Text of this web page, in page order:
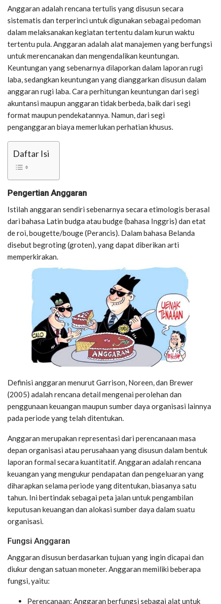
Anggaran adalah rencana tertulis yang disusun secara
sistematis dan terperinci untuk digunakan sebagai pedoman
dalam melaksanakan kegiatan tertentu dalam kurun waktu
tertentu pula. Anggaran adalah alat manajemen yang berfungsi
untuk merencanakan dan mengendalikan keuntungan.
Keuntungan yang sebenarnya dilaporkan dalam laporan rugi
laba, sedangkan keuntungan yang dianggarkan disusun dalam
anggaran rugi laba. Cara perhitungan keuntungan dari segi
akuntansi maupun anggaran tidak berbeda, baik dari segi
format maupun pendekatannya. Namun, dari segi
penganggaran biaya memerlukan perhatian khusus.
Daftar Isi
Pengertian Anggaran
Istilah anggaran sendiri sebenarnya secara etimologis berasal
dari bahasa Latin budga atau budge (bahasa Inggris) dan etat
de roi, bougette/bouge (Perancis). Dalam bahasa Belanda
disebut begroting (groten), yang dapat diberikan arti
memperkirakan.
Definisi anggaran menurut Garrison, Noreen, dan Brewer
(2005) adalah rencana detail mengenai perolehan dan
penggunaan keuangan maupun sumber daya organisasi lainnya
pada periode yang telah ditentukan.
Anggaran merupakan representasi dari perencanaan masa
depan organisasi atau perusahaan yang disusun dalam bentuk
laporan formal secara kuantitatif. Anggaran adalah rencana
keuangan yang mengukur pendapatan dan pengeluaran yang
diharapkan selama periode yang ditentukan, biasanya satu
tahun. Ini bertindak sebagai peta jalan untuk pengambilan
keputusan keuangan dan alokasi sumber daya dalam suatu
organisasi.
Fungsi Anggaran
Anggaran disusun berdasarkan tujuan yang ingin dicapai dan
diukur dengan satuan moneter. Anggaran memiliki beberapa
fungsi, yaitu:
Perencanaan: Anggaran berfungsi sebagai alat untuk